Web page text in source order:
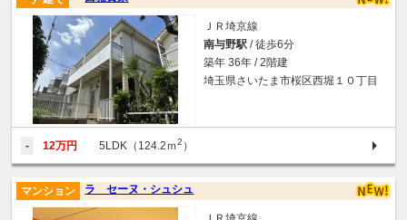
ＪＲ埼京線
南与野駅 / 徒歩6分
築年 36年 / 2階建
埼玉県さいたま市桜区西堀１０丁目
- 12万円 5LDK（124.2ｍ2 ）
ラ セーヌ・シュシュ
マンション